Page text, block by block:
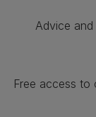
Advice
Free access to